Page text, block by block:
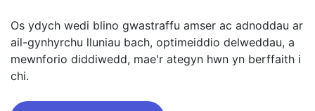
Os ydych wedi blino gwastraffu amser ac adnoddau ar
ail-gynhyrchu lluniau bach, optimeiddio delweddau, a
mewnforio diddiwedd, mae'r ategyn hwn yn berffaith i
chi.